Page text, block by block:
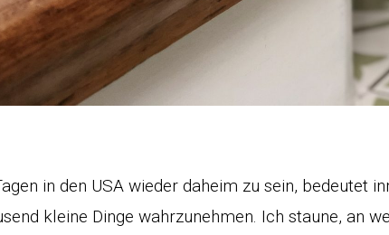
in den USA wieder daheim zu sein, bedeutet
kleine Dinge wahrzunehmen. Ich staune, an